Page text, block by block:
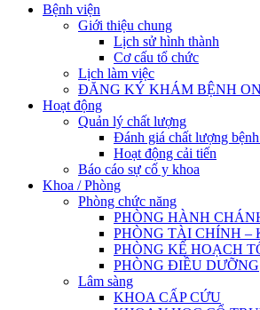
Bệnh viện
Giới thiệu chung
Lịch sử hình thành
Cơ cấu tổ chức
Lịch làm việc
ĐĂNG KÝ KHÁM BỆNH
Hoạt động
Quản lý chất lượng
Đánh giá chất lượng
Hoạt động cải tiến
Báo cáo sự cố y khoa
Khoa / Phòng
Phòng chức năng
PHÒNG HÀNH
PHÒNG TÀI CHÍNH –
PHÒNG KẾ HOẠCH
PHÒNG ĐIỀU DƯỠNG
Lâm sàng
KHOA CẤP CỨU